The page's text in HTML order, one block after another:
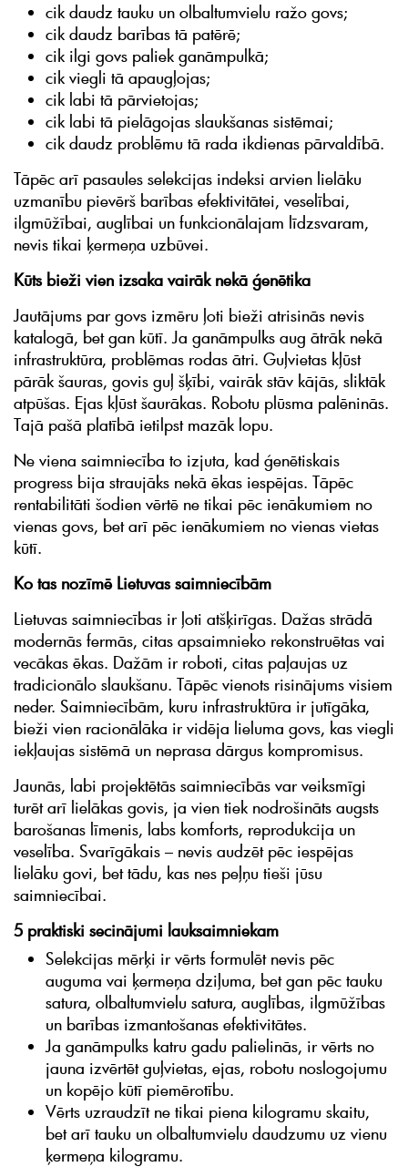
cik daudz tauku un olbaltumvielu ražo govs;
cik daudz barības tā patērē;
cik ilgi govs paliek ganāmpulkā;
cik viegli tā apaugļojas;
cik labi tā pārvietojas;
cik labi tā pielāgojas slaukšanas sistēmai;
cik daudz problēmu tā rada ikdienas pārvaldībā.
Tāpēc arī pasaules selekcijas indeksi arvien lielāku
uzmanību pievērš barības efektivitātei, veselībai,
ilgmūžībai, auglībai un funkcionālajam līdzsvaram,
nevis tikai ķermeņa uzbūvei.
Kūts bieži vien izsaka vairāk nekā ģenētika
Jautājums par govs izmēru ļoti bieži atrisinās nevis
katalogā, bet gan kūtī. Ja ganāmpulks aug ātrāk nekā
infrastruktūra, problēmas rodas ātri. Guļvietas kļūst
pārāk šauras, govis guļ šķībi, vairāk stāv kājās, sliktāk
atpūšas. Ejas kļūst šaurākas. Robotu plūsma palēninās.
Tajā pašā platībā ietilpst mazāk lopu.
Ne viena saimniecība to izjuta, kad ģenētiskais
progress bija straujāks nekā ēkas iespējas. Tāpēc
rentabilitāti šodien vērtē ne tikai pēc ienākumiem no
vienas govs, bet arī pēc ienākumiem no vienas vietas
kūtī.
Ko tas nozīmē Lietuvas saimniecībām
Lietuvas saimniecības ir ļoti atšķirīgas. Dažas strādā
modernās fermās, citas apsaimnieko rekonstruētas vai
vecākas ēkas. Dažām ir roboti, citas paļaujas uz
tradicionālo slaukšanu. Tāpēc vienots risinājums visiem
neder. Saimniecībām, kuru infrastruktūra ir jutīgāka,
bieži vien racionālāka ir vidēja lieluma govs, kas viegli
iekļaujas sistēmā un neprasa dārgus kompromisus.
Jaunās, labi projektētās saimniecībās var veiksmīgi
turēt arī lielākas govis, ja vien tiek nodrošināts augsts
barošanas līmenis, labs komforts, reprodukcija un
veselība. Svarīgākais – nevis audzēt pēc iespējas
lielāku govi, bet tādu, kas nes peļņu tieši jūsu
saimniecībai.
5 praktiski secinājumi lauksaimniekam
Selekcijas mērķi ir vērts formulēt nevis pēc
auguma vai ķermeņa dziļuma, bet gan pēc tauku
satura, olbaltumvielu satura, auglības, ilgmūžības
un barības izmantošanas efektivitātes.
Ja ganāmpulks katru gadu palielinās, ir vērts no
jauna izvērtēt guļvietas, ejas, robotu noslogojumu
un kopējo kūtī piemērotību.
Vērts uzraudzīt ne tikai piena kilogramu skaitu,
bet arī tauku un olbaltumvielu daudzumu uz vienu
ķermeņa kilogramu.